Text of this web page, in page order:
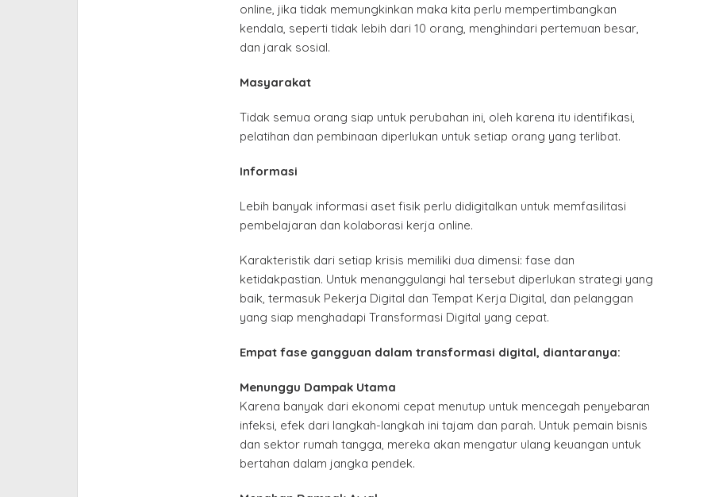
online, jika tidak memungkinkan maka kita perlu mempertimbangkan
kendala, seperti tidak lebih dari 10 orang, menghindari pertemuan besar,
dan jarak sosial.
Masyarakat
Tidak semua orang siap untuk perubahan ini, oleh karena itu identifikasi,
pelatihan dan pembinaan diperlukan untuk setiap orang yang terlibat.
Informasi
Lebih banyak informasi aset fisik perlu didigitalkan untuk memfasilitasi
pembelajaran dan kolaborasi kerja online.
Karakteristik dari setiap krisis memiliki dua dimensi: fase dan
ketidakpastian. Untuk menanggulangi hal tersebut diperlukan strategi yang
baik, termasuk Pekerja Digital dan Tempat Kerja Digital, dan pelanggan
yang siap menghadapi Transformasi Digital yang cepat.
Empat fase gangguan dalam transformasi digital, diantaranya:
Menunggu Dampak Utama
Karena banyak dari ekonomi cepat menutup untuk mencegah penyebaran
infeksi, efek dari langkah-langkah ini tajam dan parah. Untuk pemain bisnis
dan sektor rumah tangga, mereka akan mengatur ulang keuangan untuk
bertahan dalam jangka pendek.